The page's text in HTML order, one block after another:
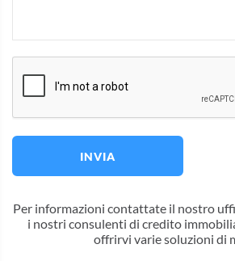
INVIA
Per informazioni contattate il nostro
i nostri consulenti di credito
offrirvi varie soluzioni di